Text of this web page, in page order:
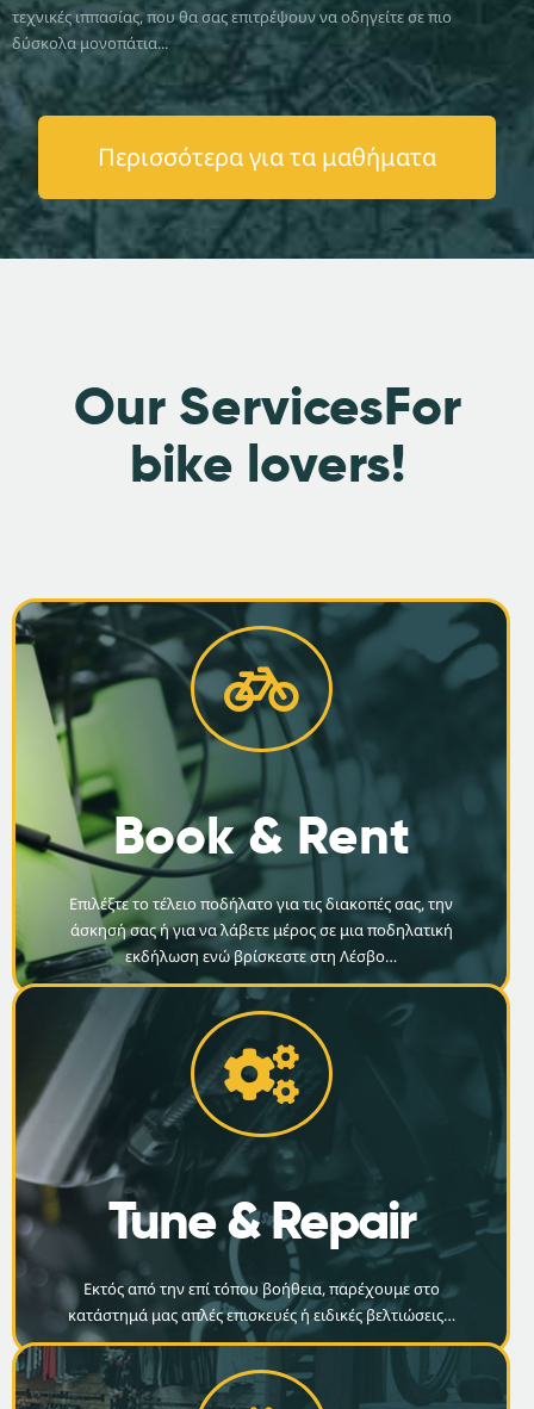
τεχνικές ιππασίας, που θα σας επιτρέψουν να οδηγείτε σε πιο
δύσκολα μονοπάτια...
Περισσότερα για τα μαθήματα
Our ServicesFor
bike lovers!
Book & Rent
Επιλέξτε το τέλειο ποδήλατο για τις διακοπές σας, την
άσκησή σας ή για να λάβετε μέρος σε μια ποδηλατική
εκδήλωση ενώ βρίσκεστε στη Λέσβο…
Tune & Repair
Εκτός από την επί τόπου βοήθεια, παρέχουμε στο
κατάστημά μας απλές επισκευές ή ειδικές βελτιώσεις…